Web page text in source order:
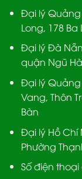
Đại lý Quảng
Long, 178
Đại lý Đà
quận Ngũ
Đại lý
Vang, Thôn
Bàn
Đại lý Hồ Chí
Phường
Số điện thoại